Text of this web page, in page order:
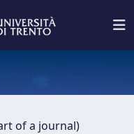
of a journal)